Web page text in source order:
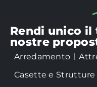
Rendi unico
nostre
Arredamento
Casette e Strutture